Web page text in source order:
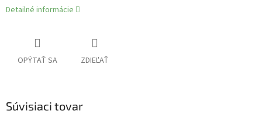
Detailné informácie
OPÝTAŤ SA ZDIEĽAŤ
Súvisiaci tovar